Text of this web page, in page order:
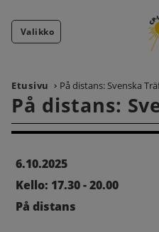
Valikko
Etusivu På distans: Svenska
På distans:
6.10.2025
Kello: 17.30 - 20.00
På distans